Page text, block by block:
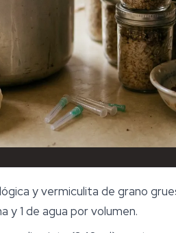
y vermiculita de grano
y 1 de agua por volumen.